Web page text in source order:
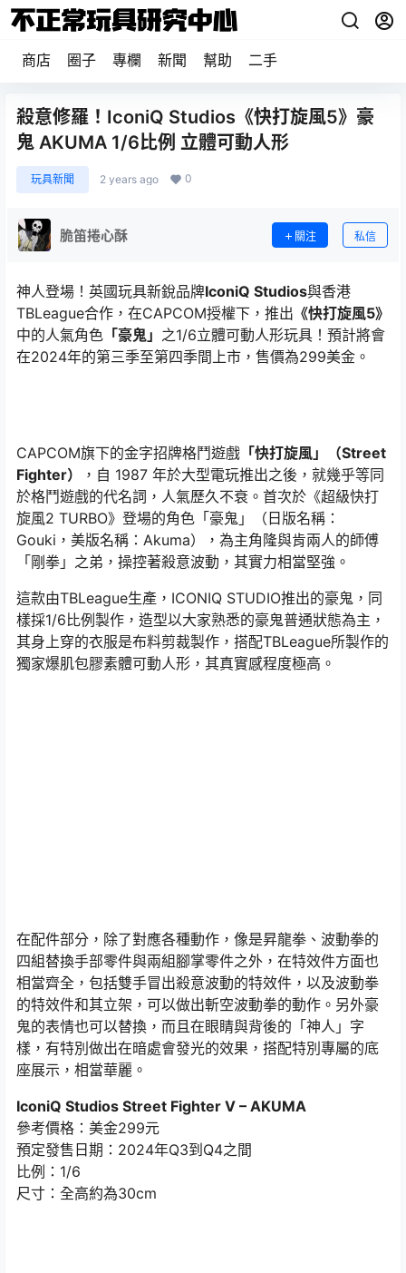
商店 圈子 專欄 新聞 幫助 二手
殺意修羅！IconiQ Studios《快打旋風5》豪
鬼 AKUMA 1/6比例 立體可動人形
玩具新聞 2 years ago 0
脆笛捲心酥 關注 私信
神人登場！英國玩具新銳品牌IconiQ Studios與香港
TBLeague合作，在CAPCOM授權下，推出 《快打旋風5》
中的人氣角色 「豪鬼」 之1/6立體可動人形玩具！預計將會
在2024年的第三季至第四季間上市，售價為299美金。
CAPCOM旗下的金字招牌格鬥遊戲 「快打旋風」（Street
Fighter）
，自 1987 年於大型電玩推出之後，就幾乎等同
於格鬥遊戲的代名詞，人氣歷久不衰。首次於《超級快打
旋風2 TURBO》登場的角色「豪鬼」（日版名稱：
Gouki，美版名稱：Akuma），為主角隆與肯兩人的師傅
「剛拳」之弟，操控著殺意波動，其實力相當堅強。
這款由TBLeague生產，ICONIQ STUDIO推出的豪鬼，同
樣採1/6比例製作，造型以大家熟悉的豪鬼普通狀態為主，
其身上穿的衣服是布料剪裁製作，搭配TBLeague所製作的
獨家爆肌包膠素體可動人形，其真實感程度極高。
在配件部分，除了對應各種動作，像是昇龍拳、波動拳的
四組替換手部零件與兩組腳掌零件之外，在特效件方面也
相當齊全，包括雙手冒出殺意波動的特效件，以及波動拳
的特效件和其立架，可以做出斬空波動拳的動作。另外豪
鬼的表情也可以替換，而且在眼睛與背後的「神人」字
樣，有特別做出在暗處會發光的效果，搭配特別專屬的底
座展示，相當華麗。
IconiQ Studios Street Fighter V – AKUMA
參考價格：美金299元
預定發售日期：2024年Q3到Q4之間
比例：1/6
尺寸：全高約為30cm